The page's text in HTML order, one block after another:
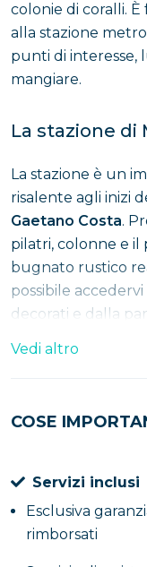
colonie di coralli.
alla stazione
punti di interesse,
mangiare.
La stazione di
La stazione è un
risalente agli inizi
Gaetano Costa.
pilatri, colonne e
bugnato rustico
possibile
decorati e dalla
biglietterie in
La Fontana del
Costruita nel
Vedi altro
COSE
Servizi inclusi
Esclusiva
rimborsati